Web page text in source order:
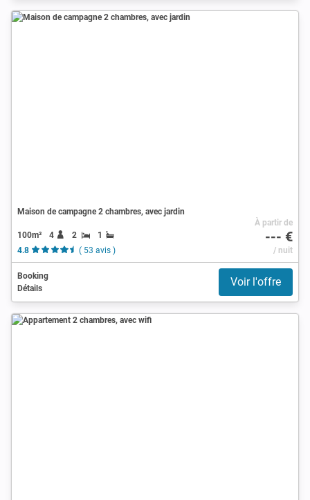
Maison de campagne 2 chambres, avec jardin
100m² 4 2
1
4.8
( 53 avis )
À partir de
--- €
/ nuit
Booking
Détails
Voir l'offre